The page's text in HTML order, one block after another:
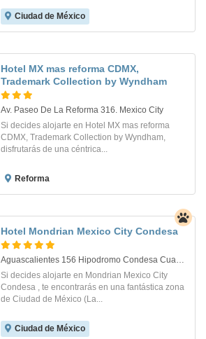
Ciudad de México
Hotel MX mas reforma CDMX,
Trademark Collection by Wyndham
Av. Paseo De La Reforma 316. Mexico City
Si decides alojarte en Hotel MX mas reforma
CDMX, Trademark Collection by Wyndham,
disfrutarás de una céntrica...
Reforma
Hotel Mondrian Mexico City Condesa
Aguascalientes 156 Hipodromo Condesa Cuauhtemoc. Ciudad De México
Si decides alojarte en Mondrian Mexico City
Condesa , te encontrarás en una fantástica zona
de Ciudad de México (La...
Ciudad de México